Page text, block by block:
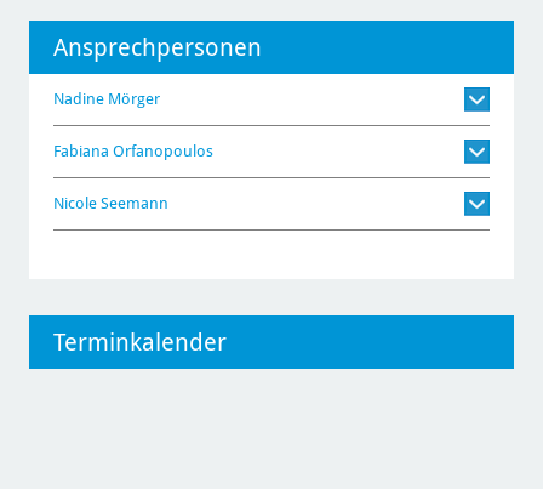
Ansprechpersonen
Nadine Mörger
Fabiana Orfanopoulos
Nicole Seemann
Terminkalender